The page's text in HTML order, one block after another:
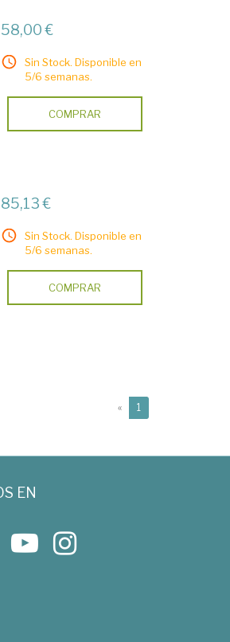
58,00 €
Sin Stock. Disponible en
5/6 semanas.
COMPRAR
85,13 €
Sin Stock. Disponible en
5/6 semanas.
COMPRAR
« 1
EN